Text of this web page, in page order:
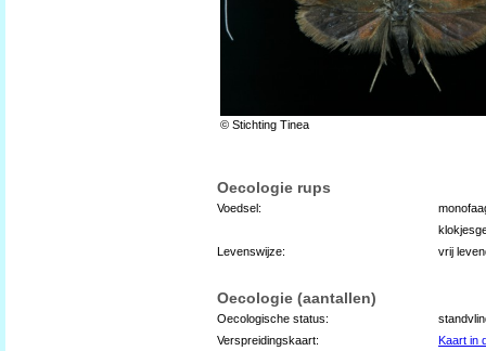
© Stichting Tinea
Oecologie rups
Voedsel:
Levenswijze:
vrij
Oecologie (aantallen)
Oecologische status:
Verspreidingskaart:
Kaart in